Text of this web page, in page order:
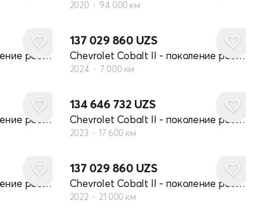
2020 94 000 км
Chevrolet Cobalt II - поколение рестайлинг
137 029 860 UZS
Chevrolet Cobalt II - поколение рестайлинг
2024 7 000 км
Chevrolet Cobalt II - поколение рестайлинг
134 646 732 UZS
Chevrolet Cobalt II - поколение рестайлинг
2023 17 600 км
Chevrolet Cobalt II - поколение рестайлинг
137 029 860 UZS
Chevrolet Cobalt II - поколение рестайлинг
2022 21 000 км